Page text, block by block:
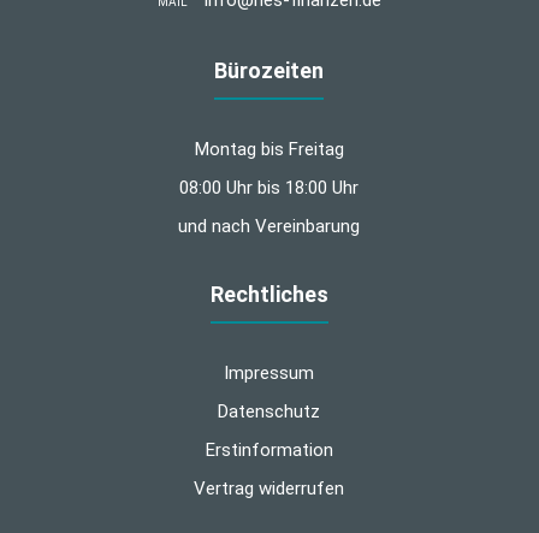
Bürozeiten
Montag bis Freitag
08:00 Uhr bis 18:00 Uhr
und nach Vereinbarung
Rechtliches
Impressum
Datenschutz
Erstinformation
Vertrag widerrufen